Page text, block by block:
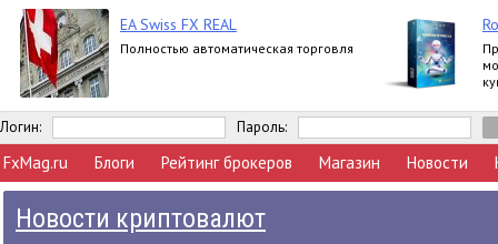
EA Swiss FX REAL
Полностью автоматическая торговля
Логин: Пароль:
FxMag.ru Блоги Рейтинг брокеров Магазин Новости
Новости криптовалют